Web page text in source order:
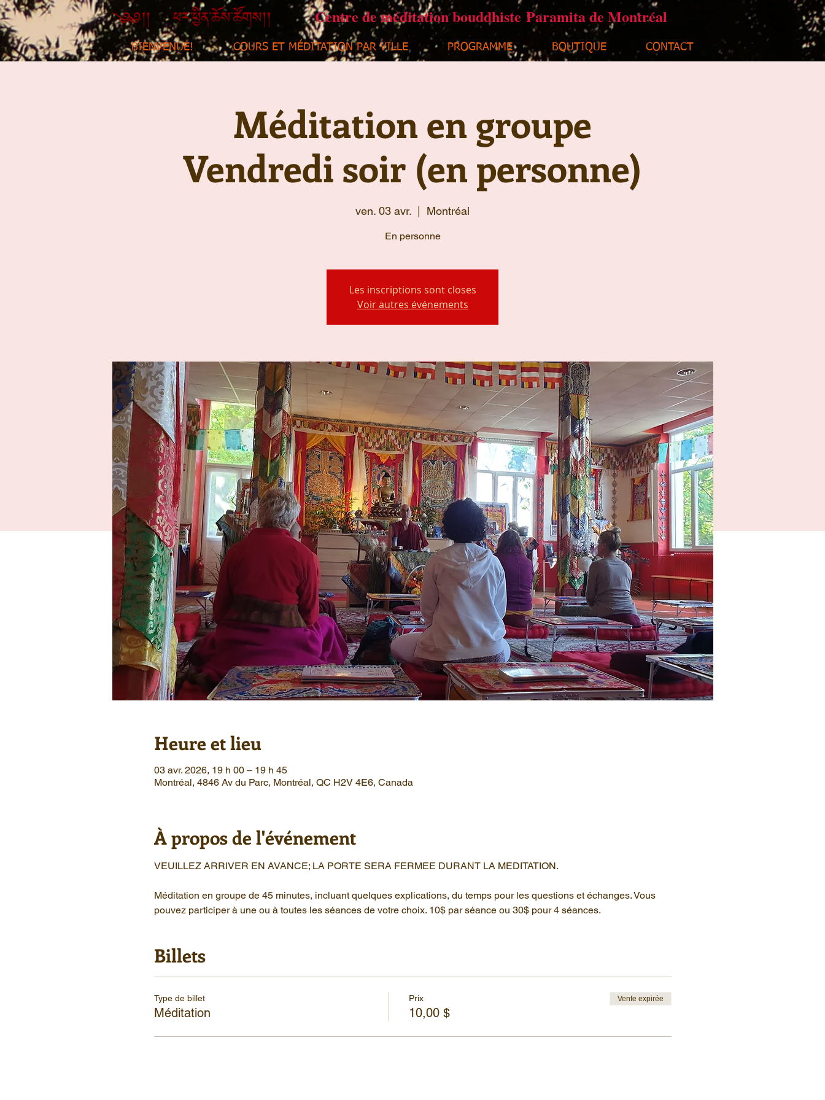
Centre de méditation bouddhiste Paramita de Montréal
BIENVENUE! COURS ET MÉDITATION PAR VILLE PROGRAMME BOUTIQUE CONTACT
Méditation en groupe
Vendredi soir (en personne)
ven. 03 avr. Montréal
En personne
Les inscriptions sont closes
Voir autres événements
Heure et lieu
03 avr. 2026, 19 h 00 – 19 h 45
Montréal, 4846 Av du Parc, Montréal, QC H2V 4E6, Canada
À propos de l'événement
VEUILLEZ ARRIVER EN AVANCE; LA PORTE SERA FERMEE DURANT LA MEDITATION.
Méditation en groupe de 45 minutes, incluant quelques explications, du temps pour les questions et échanges. Vous
pouvez participer à une ou à toutes les séances de votre choix. 10$ par séance ou 30$ pour 4 séances.
Billets
Type de billet
Méditation
Prix
10,00 $
Vente expirée